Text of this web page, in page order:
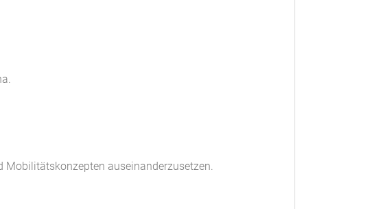
Mobilitätskonzepten auseinanderzusetzen.